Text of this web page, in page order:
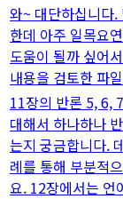
와~ 대단하십니다
한데 아주 일목요
도움이 될까 싶어
내용을 검토한 파
11장의 반론 5, 6,
대해서 하나하나
는지 궁금합니다.
례를 통해 부분적
요. 12장에서는 언